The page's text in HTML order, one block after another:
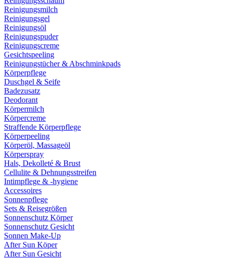
Reinigungsmilch
Reinigungsgel
Reinigungsöl
Reinigungspuder
Reinigungscreme
Gesichtspeeling
Reinigungstücher & Abschminkpads
Körperpflege
Duschgel & Seife
Badezusatz
Deodorant
Körpermilch
Körpercreme
Straffende Körperpflege
Körperpeeling
Körperöl, Massageöl
Körperspray
Hals, Dekolleté & Brust
Cellulite & Dehnungsstreifen
Intimpflege & -hygiene
Accessoires
Sonnenpflege
Sets & Reisegrößen
Sonnenschutz Körper
Sonnenschutz Gesicht
Sonnen Make-Up
After Sun Köper
After Sun Gesicht